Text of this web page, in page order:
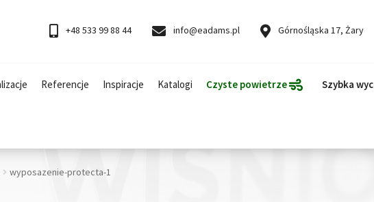
+48 533 99 88 44 info@eadams.pl Górnośląska 17, Żary
Referencje Inspiracje Katalogi Czyste powietrze Szybka
wyposazenie-protecta-1